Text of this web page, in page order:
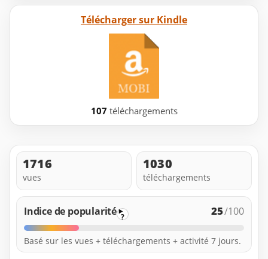
Télécharger sur Kindle
107 téléchargements
1716
vues
1030
téléchargements
Indice de popularité ? 25/100
Basé sur les vues + téléchargements + activité 7 jours.